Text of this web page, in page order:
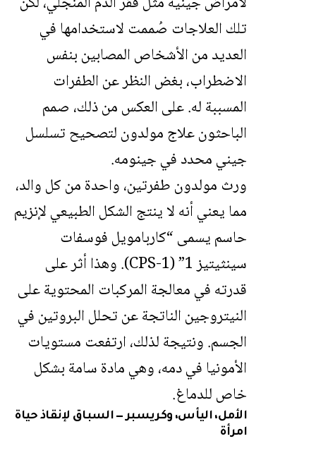
تلك العلاجات صُممت لاستخدامها في
العديد من الأشخاص المصابين بنفس
الاضطراب، بغض النظر عن الطفرات
المسببة له. على العكس من ذلك، صمم
الباحثون علاج مولدون لتصحيح تسلسل
جيني محدد في جينومه.
ورث مولدون طفرتين، واحدة من كل والد،
مما يعني أنه لا ينتج الشكل الطبيعي لإنزيم
حاسم يسمى “كاربامويل فوسفات
سينثيتيز 1” (CPS-1). وهذا أثر على
قدرته في معالجة المركبات المحتوية على
النيتروجين الناتجة عن تحلل البروتين في
الجسم. ونتيجة لذلك، ارتفعت مستويات
الأمونيا في دمه، وهي مادة سامة بشكل
خاص للدماغ.
الأمل، اليأس، وكريسبر — السباق لإنقاذ حياة
امرأة